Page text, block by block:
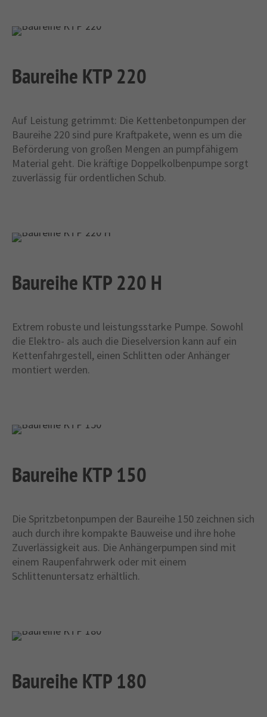
Baureihe KTP 220
Auf Leistung getrimmt: Die Kettenbetonpumpen der
Baureihe 220 sind pure Kraftpakete, wenn es um die
Beförderung von großen Mengen an pumpfähigem
Material geht. Die kräftige Doppelkolbenpumpe sorgt
zuverlässig für ordentlichen Schub.
Baureihe KTP 220 H
Extrem robuste und leistungsstarke Pumpe. Sowohl
die Elektro- als auch die Dieselversion kann auf ein
Kettenfahrgestell, einen Schlitten oder Anhänger
montiert werden.
Baureihe KTP 150
Die Spritzbetonpumpen der Baureihe 150 zeichnen sich
auch durch ihre kompakte Bauweise und ihre hohe
Zuverlässigkeit aus. Die Anhängerpumpen sind mit
einem Raupenfahrwerk oder mit einem
Schlittenuntersatz erhältlich.
Baureihe KTP 180